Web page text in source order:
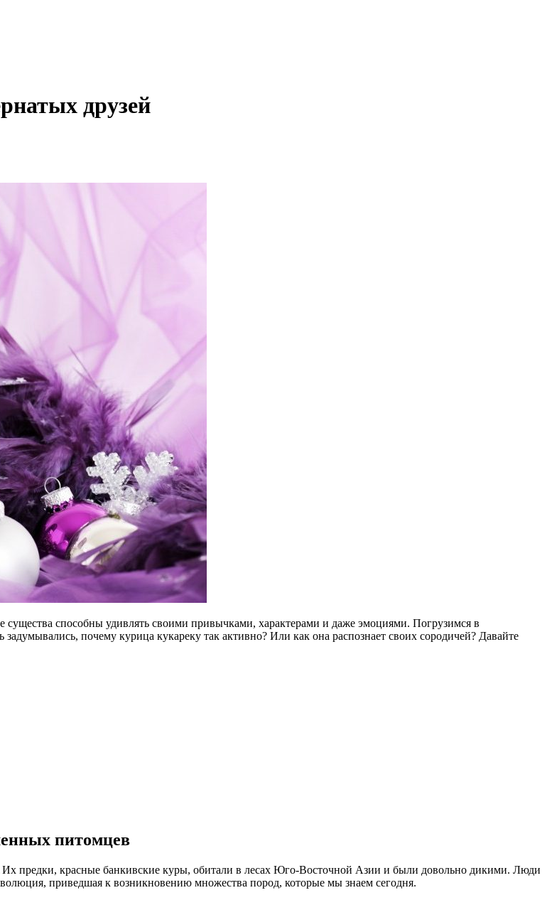
друзей
способны удивлять своими привычками, характерами и даже эмоциями. Погрузимся в
почему курица кукареку так активно? Или как она распознает своих сородичей? Давайте
питомцев
предки, красные банкивские куры, обитали в лесах Юго-Восточной Азии и были довольно дикими. Люди
приведшая к возникновению множества пород, которые мы знаем сегодня.